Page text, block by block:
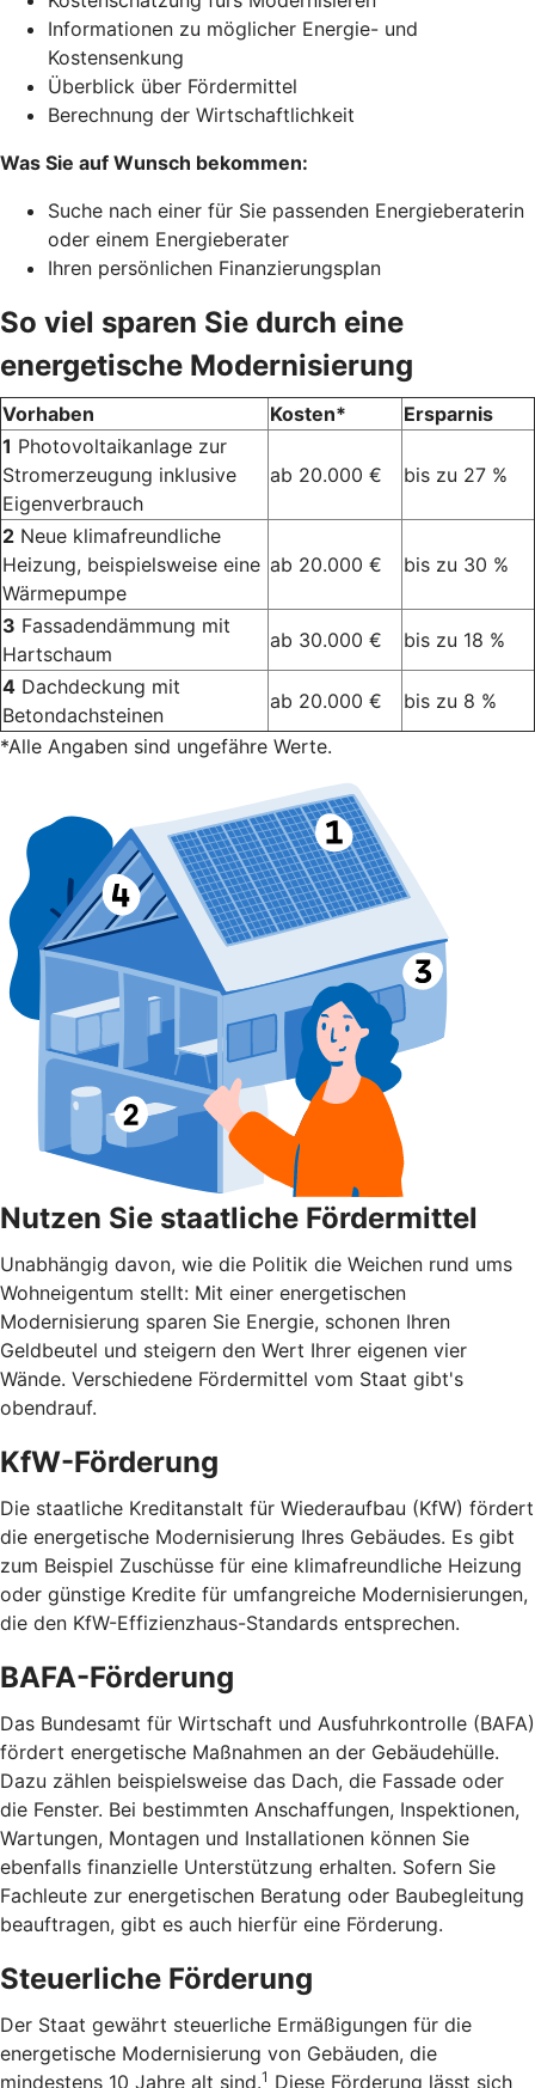
Informationen zu möglicher Energie- und
Kostensenkung
Überblick über Fördermittel
Berechnung der Wirtschaftlichkeit
Was Sie auf Wunsch bekommen:
Suche nach einer für Sie passenden Energieberaterin
oder einem Energieberater
Ihren persönlichen Finanzierungsplan
So viel sparen Sie durch eine
energetische Modernisierung
Vorhaben Kosten*
Ersparnis
1 Photovoltaikanlage zur
Stromerzeugung inklusive
Eigenverbrauch
ab 20.000 € bis zu 27 %
2 Neue klimafreundliche
Heizung, beispielsweise eine
Wärmepumpe
ab 20.000 € bis zu 30 %
3 Fassadendämmung mit
Hartschaum
ab 30.000 €
bis zu 18 %
4 Dachdeckung mit
Betondachsteinen
ab 20.000 €
bis zu 8 %
*Alle Angaben sind ungefähre Werte.
Nutzen Sie staatliche Fördermittel
Unabhängig davon, wie die Politik die Weichen rund ums
Wohnei­gentum stellt: Mit einer energetischen
Modernisierung sparen Sie Energie, schonen Ihren
Geldbeutel und steigern den Wert Ihrer eigenen vier
Wände. Verschiedene Fördermittel vom Staat gibt's
obendrauf.
KfW-Förderung
Die staatliche Kreditanstalt für Wiederaufbau (KfW) fördert
die energetische Modernisierung Ihres Gebäudes. Es gibt
zum Beispiel Zuschüsse für eine klimafreundliche Heizung
oder günstige Kredite für umfangreiche Modernisierungen,
die den KfW-Effizienzhaus-Standards entsprechen.
BAFA-Förderung
Das Bundesamt für Wirtschaft und Ausfuhrkontrolle (BAFA)
fördert energetische Maßnahmen an der Gebäudehülle.
Dazu zählen beispielsweise das Dach, die Fassade oder
die Fenster. Bei bestimmten Anschaffungen, Inspektionen,
Wartungen, Montagen und Installationen können Sie
ebenfalls finanzielle Unterstützung erhalten. Sofern Sie
Fachleute zur energetischen Beratung oder Baubegleitung
beauftragen, gibt es auch hierfür eine Förderung.
Steuerliche Förderung
Der Staat gewährt steuerliche Ermäßigungen für die
energetische Modernisierung von Gebäuden, die
mindestens 10 Jahre alt sind.1 Diese Förderung lässt sich